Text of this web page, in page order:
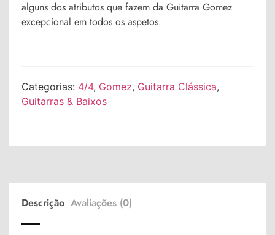
alguns dos atributos que fazem da Guitarra Gomez
excepcional em todos os aspetos.
Categorias: 4/4, Gomez, Guitarra Clássica,
Guitarras & Baixos
Descrição Avaliações (0)